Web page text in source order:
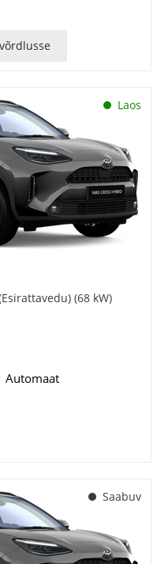
Laos
(68 kW)
Automaat
Saabuv